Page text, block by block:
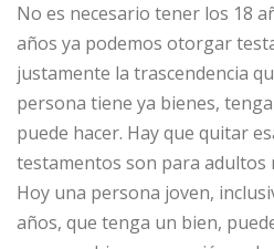
No es necesario tener los 18
años ya podemos otorgar
justamente la trascendencia
persona tiene ya bienes,
puede hacer. Hay que quitar
testamentos son para adultos
Hoy una persona joven,
años, que tenga un bien,